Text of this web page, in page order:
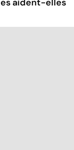
aident-elles